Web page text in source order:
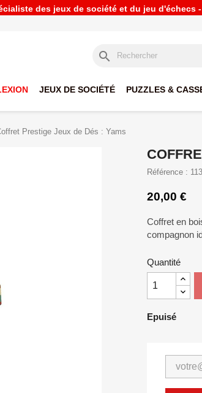
des jeux de société et du jeu d'échecs
search
JEUX DE SOCIÉTÉ PUZZLES &
Prestige Jeux de Dés : Yams
Référence :
20,00 €
Coffret en
compagnon
Quantité
Epuisé